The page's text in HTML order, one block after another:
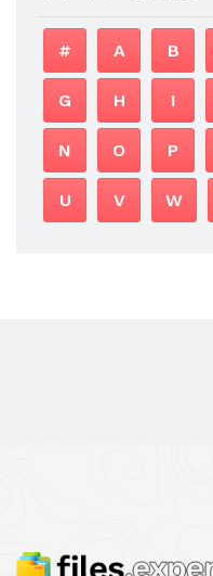
# A B
G H I
N O P
U V W